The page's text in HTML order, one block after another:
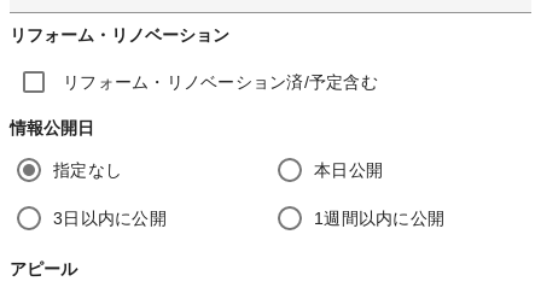
リフォーム・リノベーション
リフォーム・リノベーション済/予定含む
情報公開日
指定なし 本日公開
3日以内に公開 1週間以内に公開
アピール